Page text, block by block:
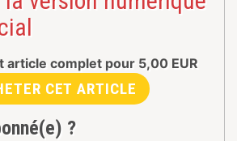
article complet pour 5,00 EUR
CET ARTICLE
?